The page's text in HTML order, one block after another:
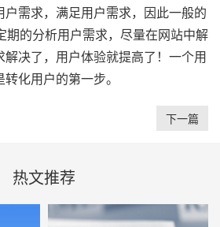
需求，满足用户需求，因此一般的
期的分析用户需求，尽量在网站中解
决了，用户体验就提高了！一个用
化用户的第一步。
下一篇
热文推荐